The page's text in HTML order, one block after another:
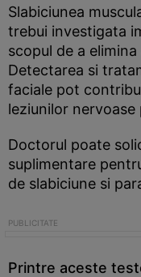
Slabiciunea
trebui investigata
scopul de a
Detectarea si
faciale pot
leziunilor nervoase
Doctorul poate
suplimentare
de slabiciune si
Printre aceste